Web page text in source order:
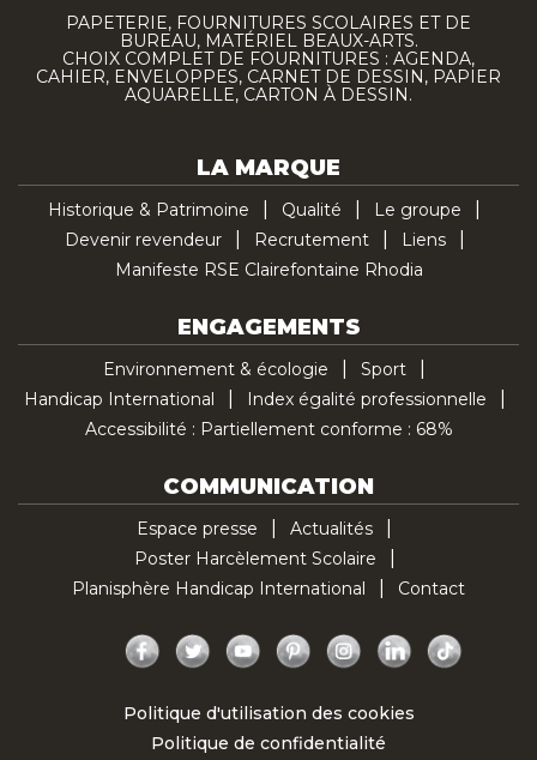
PAPETERIE, FOURNITURES SCOLAIRES ET DE
BUREAU, MATÉRIEL BEAUX-ARTS.
CHOIX COMPLET DE FOURNITURES : AGENDA,
CAHIER, ENVELOPPES, CARNET DE DESSIN, PAPIER
AQUARELLE, CARTON À DESSIN.
LA MARQUE
Historique & Patrimoine Qualité
Le groupe
Devenir revendeur
Recrutement
Liens
Manifeste RSE Clairefontaine Rhodia
ENGAGEMENTS
Environnement & écologie
Sport
Handicap International
Index égalité professionnelle
Accessibilité : Partiellement conforme : 68%
COMMUNICATION
Espace presse
Actualités
Poster Harcèlement Scolaire
Planisphère Handicap International
Contact
Facebook
Twitter YouTubePinterestInstagramLinkedIn
Politique d'utilisation des cookies
Politique de confidentialité